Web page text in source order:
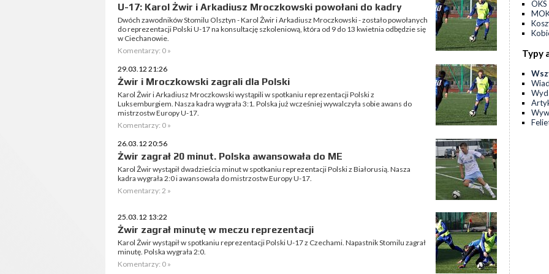
U-17: Karol Żwir i Arkadiusz Mroczkowski powołani do kadry
Dwóch zawodników Stomilu Olsztyn - Karol Żwir i Arkadiusz Mroczkowski - zostało powołanych
do reprezentacji Polski U-17 na konsultację szkoleniową, która od 9 do 13 kwietnia odbędzie się
w Ciechanowie.
Komentarzy: 0 »
29.03.12 21:26
Żwir i Mroczkowski zagrali dla Polski
Karol Żwir i Arkadiusz Mroczkowski wystąpili w spotkaniu reprezentacji Polski z
Luksemburgiem. Nasza kadra wygrała 3:1. Polska już wcześniej wywalczyła sobie awans do
mistrzostw Europy U-17.
Komentarzy: 0 »
26.03.12 20:56
Żwir zagrał 20 minut. Polska awansowała do ME
Karol Żwir wystąpił dwadzieścia minut w spotkaniu reprezentacji Polski z Białorusią. Nasza
kadra wygrała 2:0 i awansowała do mistrzostw Europy U-17.
Komentarzy: 2 »
25.03.12 13:22
Żwir zagrał minutę w meczu reprezentacji
Karol Żwir wystąpił w spotkaniu reprezentacji Polski U-17 z Czechami. Napastnik Stomilu zagrał
minutę. Polska wygrała 2:0.
Komentarzy: 0 »
Typy